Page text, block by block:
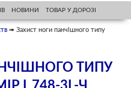
НОВИНИ ТОВАР У ДОРОЗІ
➠ Захист ноги панчішного типу
ТИПУ